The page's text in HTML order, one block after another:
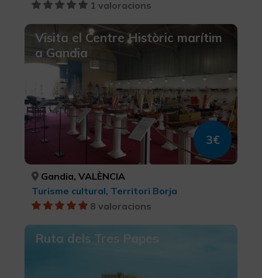
1 valoracions
Visita el Centre Històric marítim
a Gandia
3€
Gandia, VALÈNCIA
Turisme cultural, Territori Borja
8 valoracions
Ruta dels Tres Papes